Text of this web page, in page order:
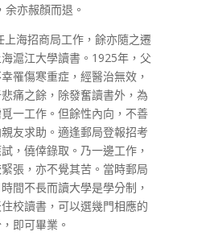
余亦赧顏而退。
上海招商局工作，餘亦隨之遷
滬江大學讀書。1925年，父
罹傷寒重症，經醫治無效，
痛之餘，除發奮讀書外，為
一工作。但餘性內向，不善
友求助。適逢郵局登報招考
，僥倖錄取。乃一邊工作，
張，亦不覺其苦。當時郵局
間不長而讀大學是學分制，
校讀書，可以選幾門相應的
即可畢業。